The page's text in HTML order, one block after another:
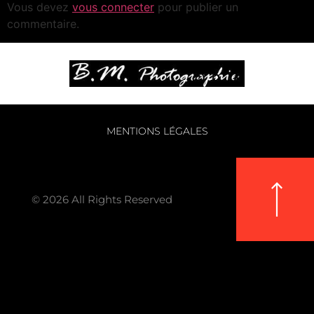
Vous devez vous connecter pour publier un
commentaire.
MENTIONS LÉGALES
© 2026 All Rights Reserved